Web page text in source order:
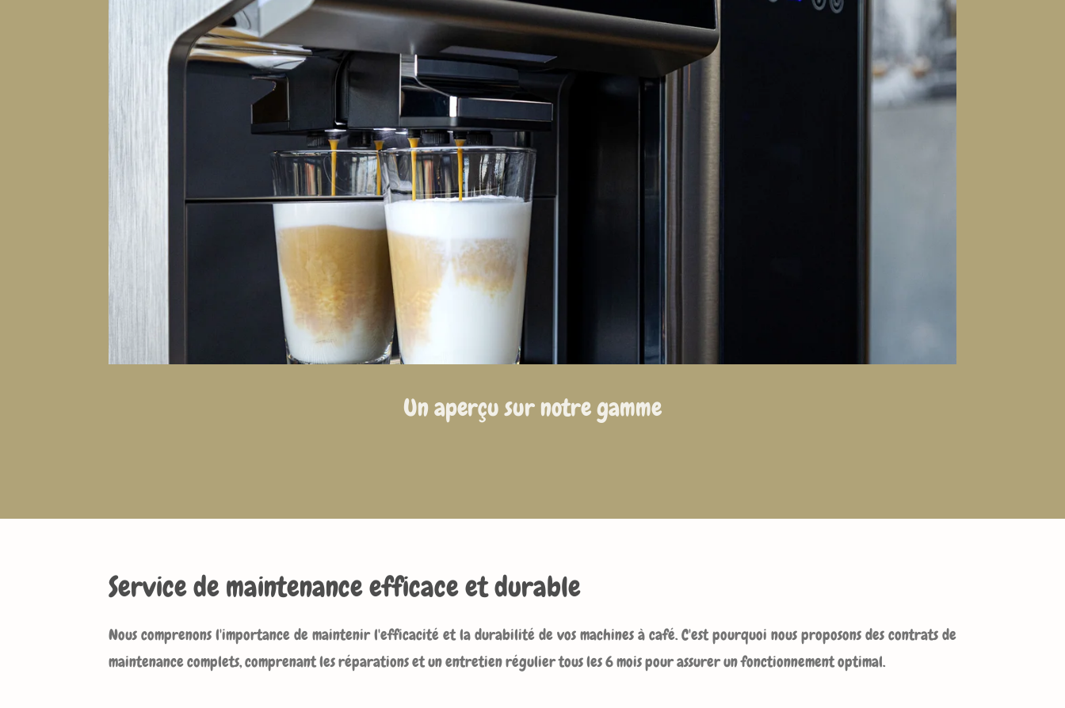
Un aperçu sur notre gamme
Service de maintenance efficace et durable
Nous comprenons l'importance de maintenir l'efficacité et la durabilité de vos machines à café. C'est pourquoi nous proposons des contrats de
maintenance complets, comprenant les réparations et un entretien régulier tous les 6 mois pour assurer un fonctionnement optimal.